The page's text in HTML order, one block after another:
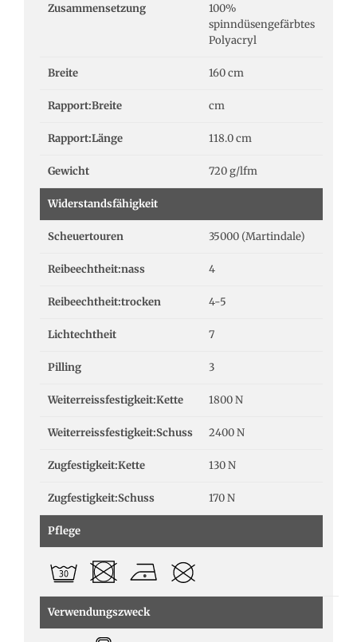
Zusammensetzung
100%
spinndüsengefärbtes
Polyacryl
Breite 160 cm
Rapport:Breite cm
Rapport:Länge 118.0 cm
Gewicht 720 g/lfm
Widerstandsfähigkeit
Scheuertouren 35000 (Martindale)
Reibeechtheit:nass 4
Reibeechtheit:trocken 4-5
Lichtechtheit 7
Pilling 3
Weiterreissfestigkeit:Kette 1800 N
Weiterreissfestigkeit:Schuss 2400 N
Zugfestigkeit:Kette 130 N
Zugfestigkeit:Schuss 170 N
Pflege
Verwendungszweck